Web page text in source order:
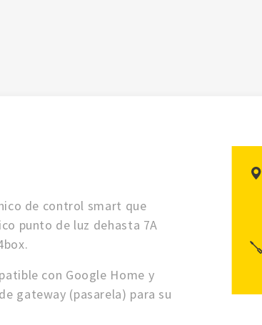
de control smart que
punto de luz dehasta 7A
con Google Home y
gateway (pasarela) para su